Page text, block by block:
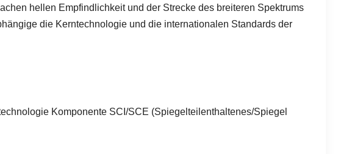
hellen Empfindlichkeit und der Strecke des breiteren Spektrums
die Kerntechnologie und die internationalen Standards der
Komponente SCI/SCE (Spiegelteilenthaltenes/Spiegel